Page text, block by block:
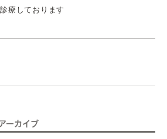
療しております
ーカイブ